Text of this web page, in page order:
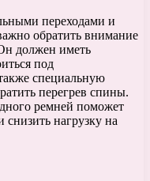
переходами и
обратить внимание
должен иметь
под
специальную
перегрев спины.
ремней поможет
снизить нагрузку на